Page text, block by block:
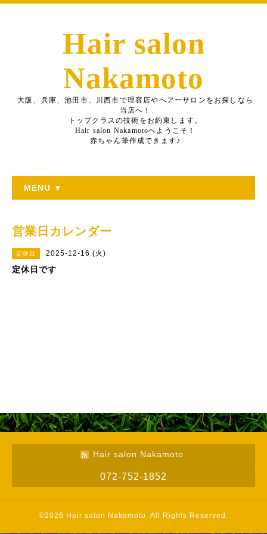
Hair salon
Nakamoto
大阪、兵庫、池田市、川西市で理容店やヘアーサロンをお探しなら
当店へ！
トップクラスの技術をお約束します。
Hair salon Nakamotoへようこそ！
赤ちゃん筆作成できます♪
MENU ▼
営業日カレンダー
定休日 2025-12-16 (火)
定休日です
Hair salon Nakamoto
072-752-1852
©2026 Hair salon Nakamoto. All Rights Reserved.